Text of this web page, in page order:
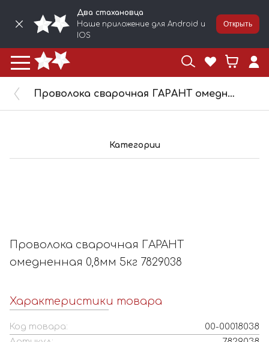
Два стахановца
Наше приложение для Android и
IOS
Открыть
Проволока сварочная ГАРАНТ омедненная 0,8мм 5кг 7829038
Категории
Проволока сварочная ГАРАНТ
омедненная 0,8мм 5кг 7829038
Характеристики товара
Код товара:
00-00018038